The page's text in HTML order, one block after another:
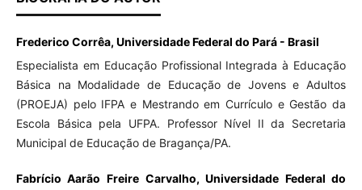
Frederico Corrêa, Universidade Federal do Pará - Brasil
Especialista em Educação Profissional Integrada à Educação
Básica na Modalidade de Educação de Jovens e Adultos
(PROEJA) pelo IFPA e Mestrando em Currículo e Gestão da
Escola Básica pela UFPA. Professor Nível II da Secretaria
Municipal de Educação de Bragança/PA.
Fabrício Aarão Freire Carvalho, Universidade Federal do